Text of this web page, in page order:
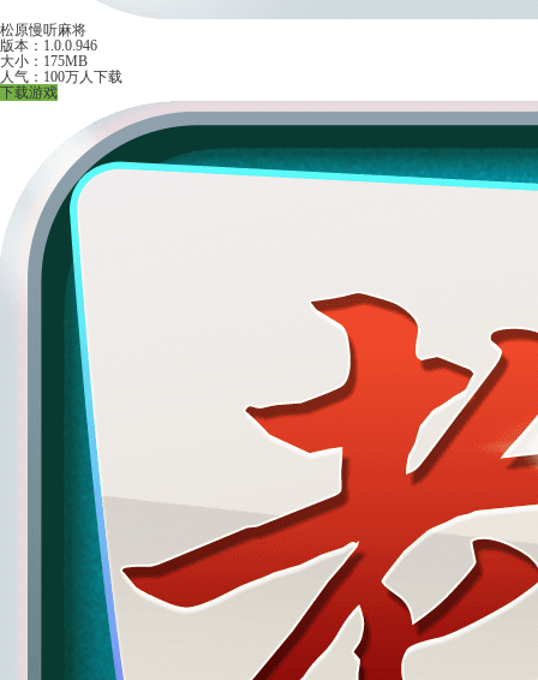
松原慢听麻将
版本：1.0.0.946
大小：175MB
人气：100万人下载
下载游戏